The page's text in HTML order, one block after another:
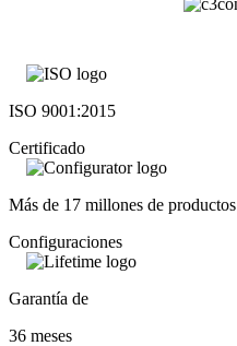
ISO 9001:2015
Certificado
Más de 17 millones de productos
Configuraciones
Garantía de
36 meses